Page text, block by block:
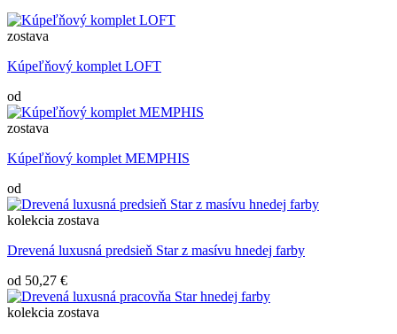
zostava
Kúpeľňový komplet LOFT
od
zostava
Kúpeľňový komplet MEMPHIS
od
kolekcia zostava
Drevená luxusná predsieň Star z masívu hnedej farby
od 50,27 €
kolekcia zostava